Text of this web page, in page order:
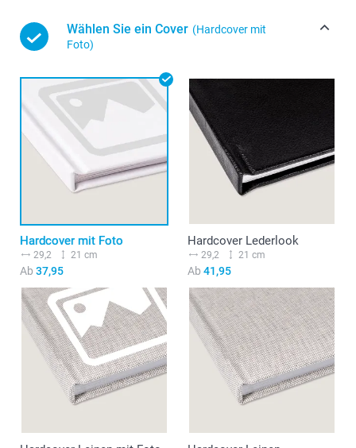
Wählen Sie ein Cover (Hardcover mit
Foto)
Hardcover mit Foto
29,2 21 cm
Ab 37,95
Hardcover Lederlook
29,2 21 cm
Ab 41,95